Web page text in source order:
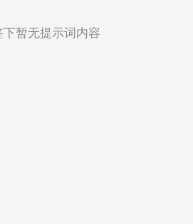
下暂无提示词内容